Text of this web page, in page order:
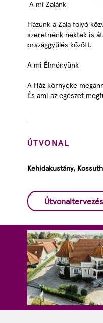
A mi Zalánk
Házunk a Zala folyó
szeretnénk nektek is
országgyűlés között.
A mi Élményünk
A Ház környéke
És ami az egészet
ÚTVONAL
Kehidakustány,
Útvonaltervezés